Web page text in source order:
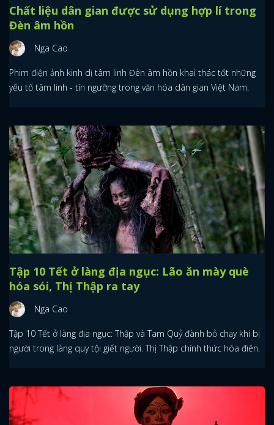
Chất liệu dân gian được sử dụng hợp lí trong
Đèn âm hồn
Nga Cao
Phim điện ảnh kinh dị tâm linh Đèn âm hồn khai thác tốt những
yếu tố tâm linh - tín ngưỡng trong văn hóa dân gian Việt Nam.
Tập 10 Tết ở làng địa ngục: Lão ăn mày què
hóa sói, Thị Thập ra tay
Nga Cao
Tập 10 Tết ở làng địa ngục: Thập và Tam Quỷ đành bỏ chạy khi bị
người trong làng quy tội giết người. Thị Thập chính thức hóa điên.